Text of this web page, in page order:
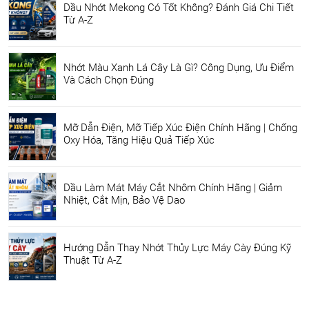
Dầu Nhớt Mekong Có Tốt Không? Đánh Giá Chi Tiết
Từ A-Z
Nhớt Màu Xanh Lá Cây Là Gì? Công Dụng, Ưu Điểm
Và Cách Chọn Đúng
Mỡ Dẫn Điện, Mỡ Tiếp Xúc Điện Chính Hãng | Chống
Oxy Hóa, Tăng Hiệu Quả Tiếp Xúc
Dầu Làm Mát Máy Cắt Nhôm Chính Hãng | Giảm
Nhiệt, Cắt Mịn, Bảo Vệ Dao
Hướng Dẫn Thay Nhớt Thủy Lực Máy Cày Đúng Kỹ
Thuật Từ A-Z